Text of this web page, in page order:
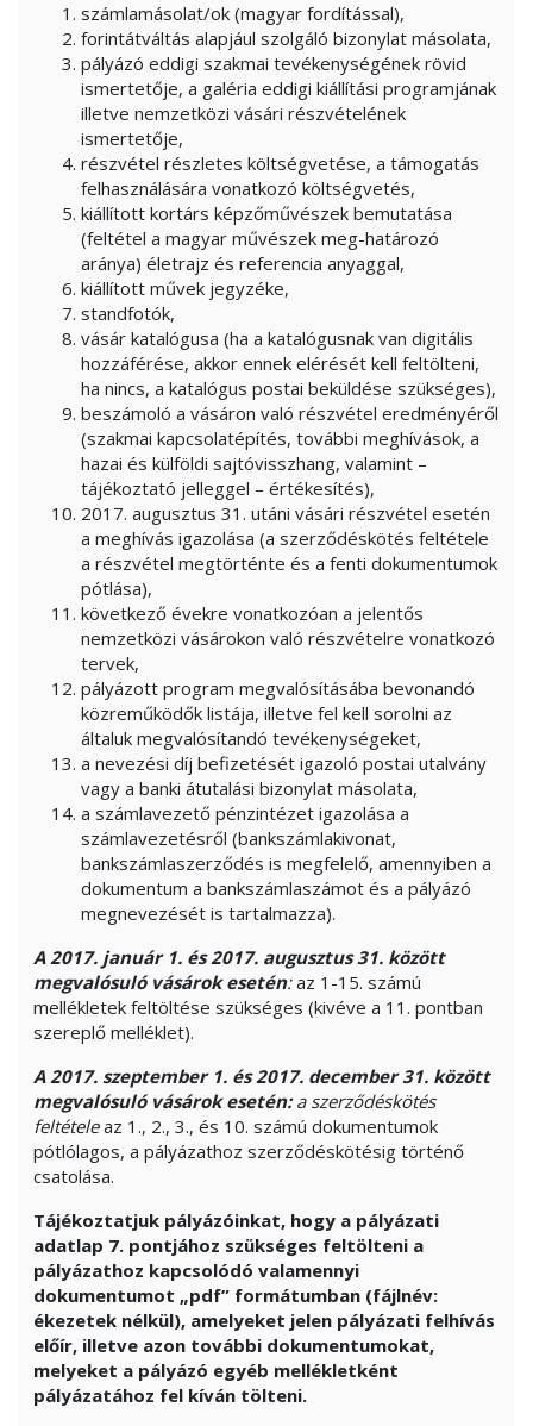
számlamásolat/ok (magyar fordítással),
forintátváltás alapjául szolgáló bizonylat másolata,
pályázó eddigi szakmai tevékenységének rövid
ismertetője, a galéria eddigi kiállítási programjának
illetve nemzetközi vásári részvételének
ismertetője,
részvétel részletes költségvetése, a támogatás
felhasználására vonatkozó költségvetés,
kiállított kortárs képzőművészek bemutatása
(feltétel a magyar művészek meg-határozó
aránya) életrajz és referencia anyaggal,
kiállított művek jegyzéke,
standfotók,
vásár katalógusa (ha a katalógusnak van digitális
hozzáférése, akkor ennek elérését kell feltölteni,
ha nincs, a katalógus postai beküldése szükséges),
beszámoló a vásáron való részvétel eredményéről
(szakmai kapcsolatépítés, további meghívások, a
hazai és külföldi sajtóvisszhang, valamint –
tájékoztató jelleggel – értékesítés),
2017. augusztus 31. utáni vásári részvétel esetén
a meghívás igazolása (a szerződéskötés feltétele
a részvétel megtörténte és a fenti dokumentumok
pótlása),
következő évekre vonatkozóan a jelentős
nemzetközi vásárokon való részvételre vonatkozó
tervek,
pályázott program megvalósításába bevonandó
közreműködők listája, illetve fel kell sorolni az
általuk megvalósítandó tevékenységeket,
a nevezési díj befizetését igazoló postai utalvány
vagy a banki átutalási bizonylat másolata,
a számlavezető pénzintézet igazolása a
számlavezetésről (bankszámlakivonat,
bankszámlaszerződés is megfelelő, amennyiben a
dokumentum a bankszámlaszámot és a pályázó
megnevezését is tartalmazza).
A 2017. január 1. és 2017. augusztus 31. között
megvalósuló vásárok esetén:az 1-15. számú
mellékletek feltöltése szükséges (kivéve a 11. pontban
szereplő melléklet).
A 2017. szeptember 1. és 2017. december 31. között
megvalósuló vásárok esetén:a szerződéskötés
feltételeaz 1., 2., 3., és 10. számú dokumentumok
pótlólagos, a pályázathoz szerződéskötésig történő
csatolása.
Tájékoztatjuk pályázóinkat, hogy a pályázati
adatlap 7. pontjához szükséges feltölteni a
pályázathoz kapcsolódó valamennyi
dokumentumot „pdf” formátumban (fájlnév:
ékezetek nélkül), amelyeket jelen pályázati felhívás
előír, illetve azon további dokumentumokat,
melyeket a pályázó egyéb mellékletként
pályázatához fel kíván tölteni.